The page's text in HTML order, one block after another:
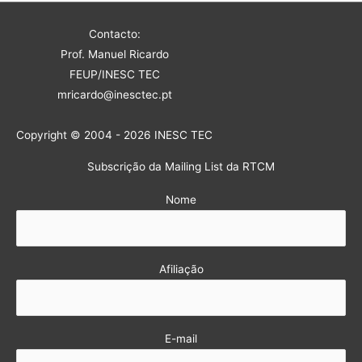
Contacto:
Prof. Manuel Ricardo
FEUP/INESC TEC
mricardo@inesctec.pt
Copyright © 2004 - 2026 INESC TEC
Subscrição da Mailing List da RTCM
Nome
Afiliação
E-mail